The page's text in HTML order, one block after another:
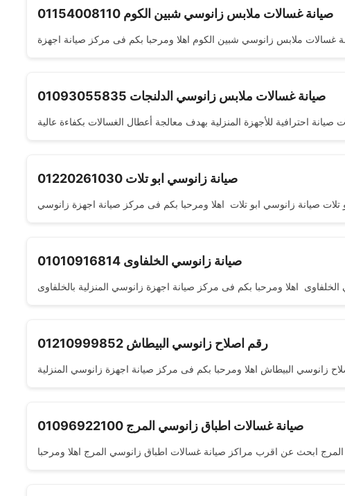
صيانة غسالات ملابس زانوسي شبين الكوم 01154008110
صيانة غسالات ملابس زانوسي الدلنجات 01093055835
صيانة زانوسي ابو تلات 01220261030
صيانة زانوسي الخلفاوى 01010916814
رقم اصلاح زانوسي البيطاش 01210999852
صيانة غسالات اطباق زانوسي المرج 01096922100